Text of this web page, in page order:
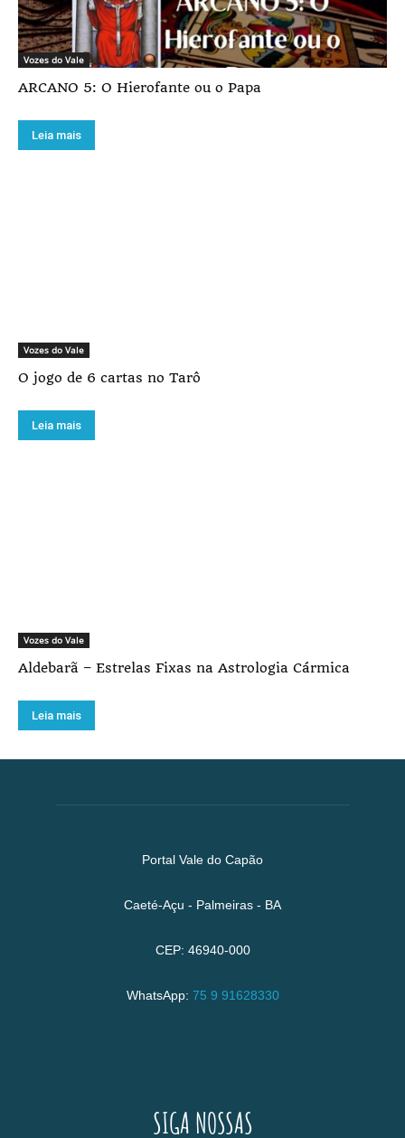
Vozes do Vale
ARCANO 5: O Hierofante ou o Papa
Leia mais
Vozes do Vale
O jogo de 6 cartas no Tarô
Leia mais
Vozes do Vale
Aldebarã – Estrelas Fixas na Astrologia Cármica
Leia mais
Portal Vale do Capão
Caeté-Açu - Palmeiras - BA
CEP: 46940-000
WhatsApp: 75 9 91628330
SIGA NOSSAS